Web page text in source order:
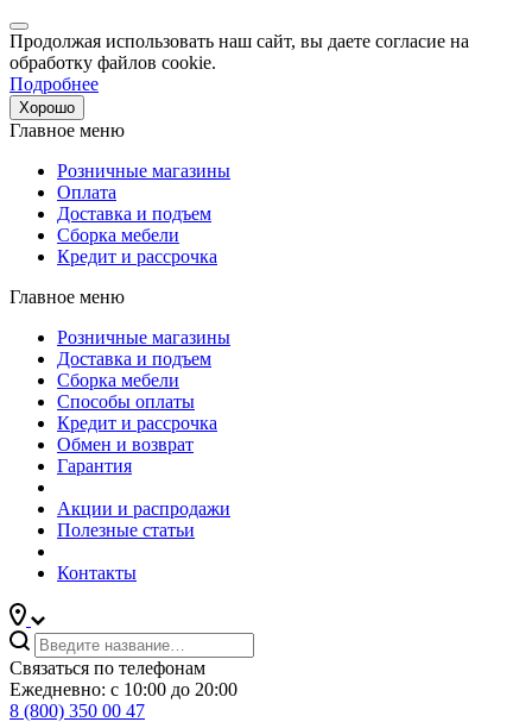
Продолжая использовать наш сайт, вы даете согласие на
обработку файлов cookie.
Подробнее
Хорошо
Главное меню
Розничные магазины
Оплата
Доставка и подъем
Сборка мебели
Кредит и рассрочка
Главное меню
Розничные магазины
Доставка и подъем
Сборка мебели
Способы оплаты
Кредит и рассрочка
Обмен и возврат
Гарантия
Акции и распродажи
Полезные статьи
Контакты
Связаться по телефонам
Ежедневно: с 10:00 до 20:00
8 (800) 350 00 47